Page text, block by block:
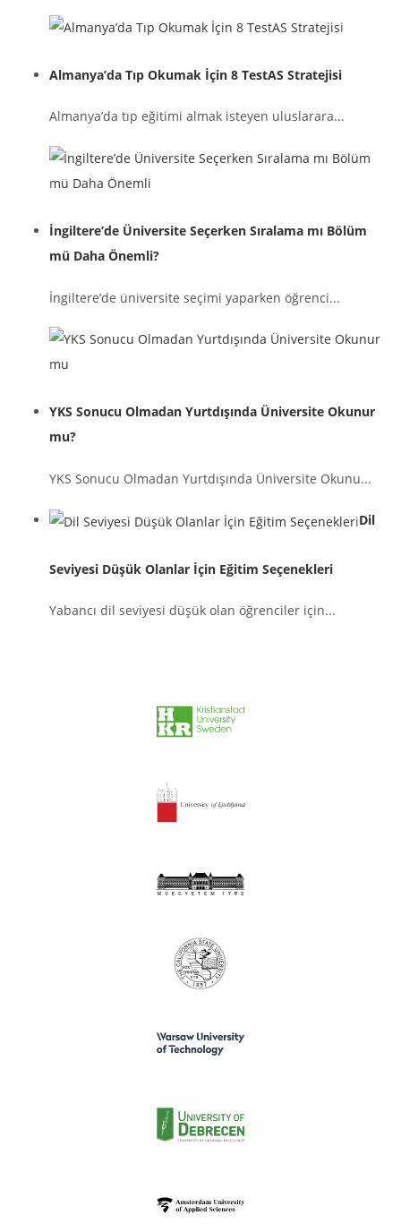
Almanya’da Tıp Okumak İçin 8 TestAS Stratejisi
Almanya’da tıp eğitimi almak isteyen uluslarara...
İngiltere’de Üniversite Seçerken Sıralama mı Bölüm
mü Daha Önemli?
İngiltere’de üniversite seçimi yaparken öğrenci...
YKS Sonucu Olmadan Yurtdışında Üniversite Okunur
mu?
YKS Sonucu Olmadan Yurtdışında Üniversite Okunu...
Dil
Seviyesi Düşük Olanlar İçin Eğitim Seçenekleri
Yabancı dil seviyesi düşük olan öğrenciler için...